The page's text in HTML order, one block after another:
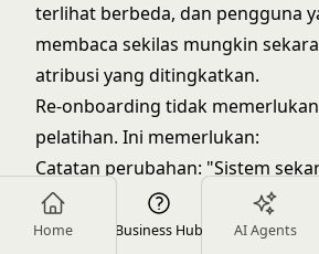
Home Business Hub AI Agents
terlihat berbeda, dan pengguna
membaca sekilas mungkin
atribusi yang ditingkatkan.
Re-onboarding tidak
pelatihan. Ini memerlukan:
Catatan perubahan: "Sistem
X secara berbeda. Ini tampilannya."
Saluran umpan balik: "Jika